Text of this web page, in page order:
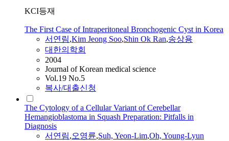
KCI등재
The First Case of Intraperitoneal Bronchogenic Cyst in Korea
서연림,Kim Jeong Soo,Shin Ok Ran,송상용
대한의학회
2004
Journal of Korean medical science
Vol.19 No.5
복사/대출신청
The Cytology of a Cellular Variant of Cerebellar
Hemangioblastoma in Squash Preparation: Pitfalls in
Diagnosis
서연림,오영륜,Suh, Yeon-Lim,Oh, Young-Lyun